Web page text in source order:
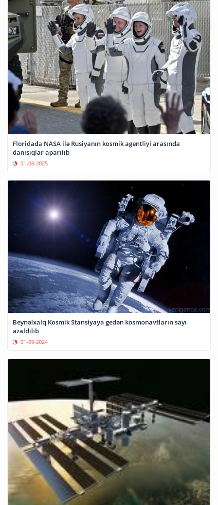
Floridada NASA ilə Rusiyanın kosmik agentliyi arasında
danışıqlar aparılıb
01-08-2025
Beynəlxalq Kosmik Stansiyaya gedən kosmonavtların sayı
azaldılıb
01-09-2024